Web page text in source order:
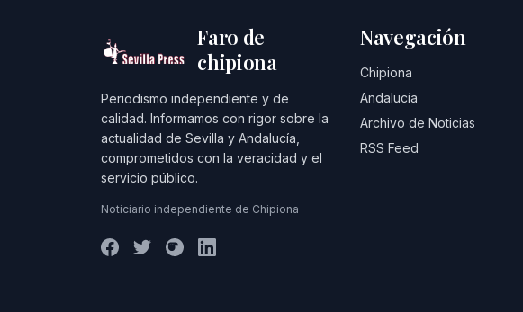
Faro de
chipiona
Periodismo independiente y de
calidad. Informamos con rigor sobre la
actualidad de Sevilla y Andalucía,
comprometidos con la veracidad y el
servicio público.
Noticiario independiente de Chipiona
Navegación
Chipiona
Andalucía
Archivo de Noticias
RSS Feed